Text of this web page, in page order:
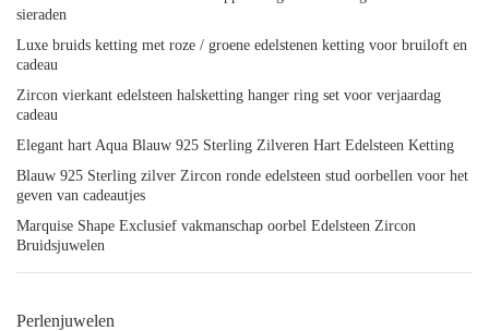
sieraden
Luxe bruids ketting met roze / groene edelstenen ketting voor bruiloft en
cadeau
Zircon vierkant edelsteen halsketting hanger ring set voor verjaardag
cadeau
Elegant hart Aqua Blauw 925 Sterling Zilveren Hart Edelsteen Ketting
Blauw 925 Sterling zilver Zircon ronde edelsteen stud oorbellen voor het
geven van cadeautjes
Marquise Shape Exclusief vakmanschap oorbel Edelsteen Zircon
Bruidsjuwelen
Perlenjuwelen